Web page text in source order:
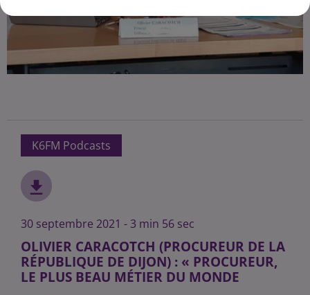
K6FM Podcasts
30 septembre 2021 - 3 min 56 sec
OLIVIER CARACOTCH (PROCUREUR DE LA
RÉPUBLIQUE DE DIJON) : « PROCUREUR,
LE PLUS BEAU MÉTIER DU MONDE